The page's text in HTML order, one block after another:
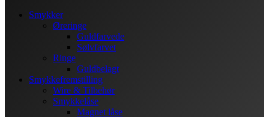
Smykker
Øreringe
Guldfarvede
Sølvfarvet
Ringe
Guldbelagt
Smykkefremstilling
Wire & Tilbehør
Smykkelåse
Magnet låse